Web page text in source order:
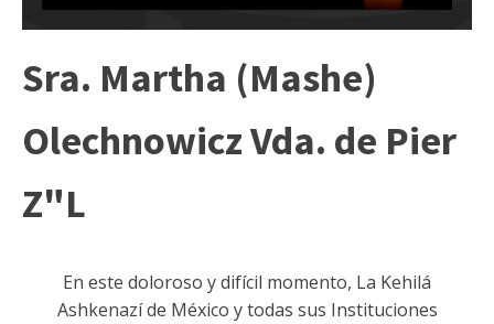
Sra. Martha (Mashe)
Olechnowicz Vda. de Pier
Z"L
En este doloroso y difícil momento, La Kehilá
Ashkenazí de México y todas sus Instituciones